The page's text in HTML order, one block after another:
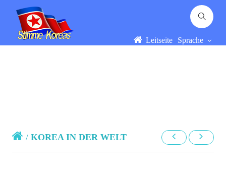
Leitseite Sprache
/KOREA IN DER WELT